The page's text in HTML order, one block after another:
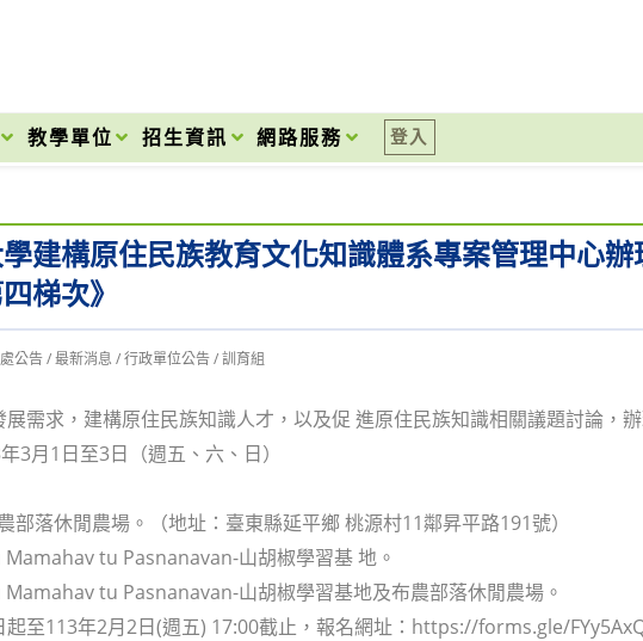
教學單位 招生資訊 網路服務 登入
建構原住民族教育文化知識體系專案管理中心
梯次》
公告 / 最新消息 / 行政單位公告 / 訓育組
需求，建構原住民族知識人才，以及促 進原住民族知識相關議題討論，
3月1日至3日（週五、六、日）
部落休閒農場。（地址：臺東縣延平鄉 桃源村11鄰昇平路191號）
tu Pasnanavan-山胡椒學習基 地。
tu Pasnanavan-山胡椒學習基地及布農部落休閒農場。
起至113年2月2日(週五) 17:00截止，報名網址：https://forms.gle/